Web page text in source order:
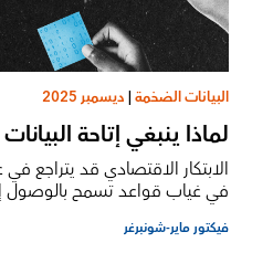
البيانات الضخمة|ديسمبر 2025
لماذا ينبغي إتاحة البيانات
الابتكار الاقتصادي قد يتراجع
في غياب قواعد تسمح بالوصول
فيكتور ماير-شونبرغر